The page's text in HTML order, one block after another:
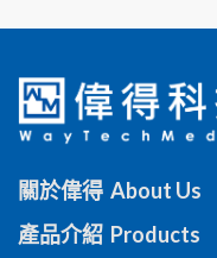
關於偉得 About Us
產品介紹 Products